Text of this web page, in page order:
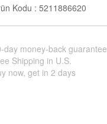
Kodu : 5211886620
day money-back guarantee
Shipping in U.S.
now, get in 2 days